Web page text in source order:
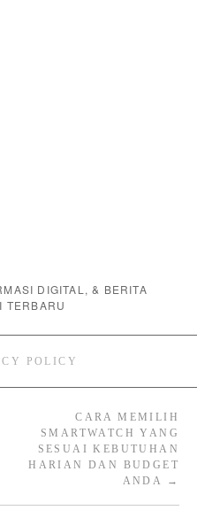
DIGITAL, & BERITA
TERBARU
POLICY
CARA MEMILIH
SMARTWATCH YANG
SESUAI KEBUTUHAN
HARIAN DAN BUDGET
ANDA
→